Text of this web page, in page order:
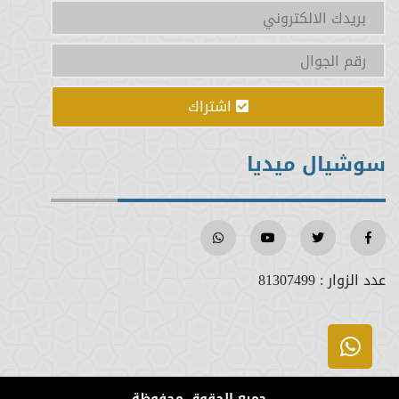
تدبر القرآن
أول رمضان
من أهوال يوم القيامة
فضل العمل والحث عليه والتحذير من التسول
أحكام يوم الجمعة
خلق الرحمة
اشتراك
سوشيال ميديا
عدد الزوار :81307499